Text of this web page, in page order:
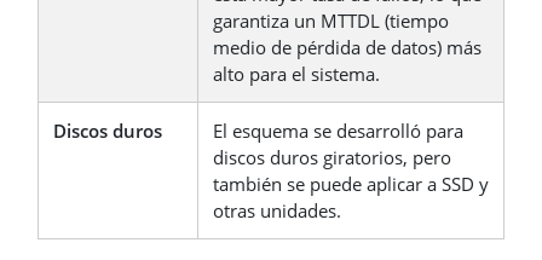
garantiza un MTTDL (tiempo
medio de pérdida de datos) más
alto para el sistema.
Discos duros
El esquema se desarrolló para
discos duros giratorios, pero
también se puede aplicar a SSD y
otras unidades.